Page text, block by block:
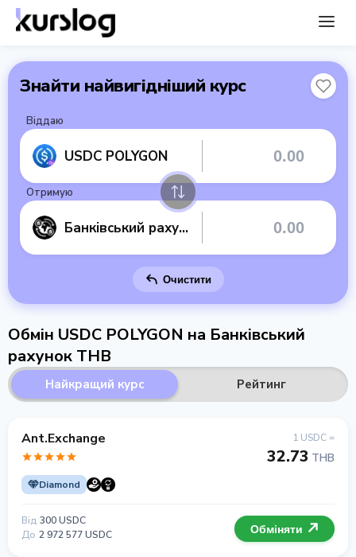
Знайти найвигідніший курс
Віддаю
USDC POLYGON
Отримую
Банківський рахунок THB
Очистити
Обмін USDC POLYGON на Банківський
рахунок THB
Найкращий курс Рейтинг
Ant.Exchange
Diamond
1 USDC =
32.73 THB
Від 300 USDC
До 2 972 577 USDC Обміняти